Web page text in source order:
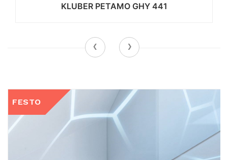
KLUBER PETAMO GHY 441
‹ ›
FESTO